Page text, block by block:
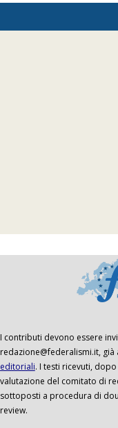
I contributi devono essere
redazione@federalismi.it, già
editoriali. I testi ricevuti,
valutazione del comitato di
sottoposti a procedura di
review.